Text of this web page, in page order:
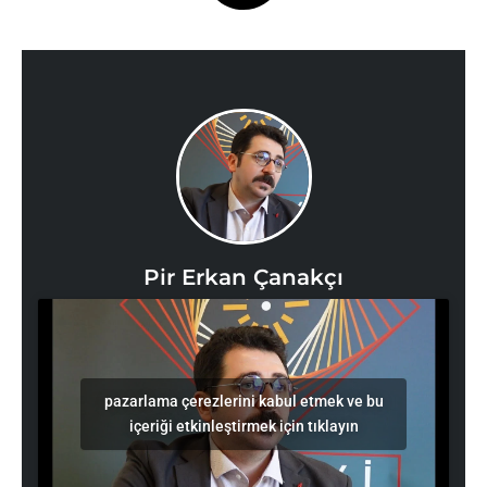
Pir Erkan Çanakçı
pazarlama çerezlerini kabul etmek ve bu
içeriği etkinleştirmek için tıklayın